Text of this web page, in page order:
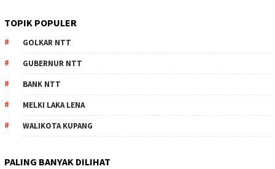
TOPIK POPULER
GOLKAR NTT
GUBERNUR NTT
BANK NTT
MELKI LAKA LENA
WALIKOTA KUPANG
PALING BANYAK DILIHAT